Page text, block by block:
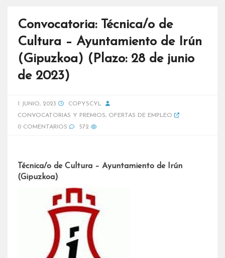
Convocatoria: Técnica/o de
Cultura – Ayuntamiento de Irún
(Gipuzkoa) (Plazo: 28 de junio
de 2023)
1 JUNIO, 2023
COPYSCYL
CONVOCATORIAS Y PREMIOS, OFERTAS DE EMPLEO
0 COMENTARIOS
572
Técnica/o de Cultura – Ayuntamiento de Irún
(Gipuzkoa)